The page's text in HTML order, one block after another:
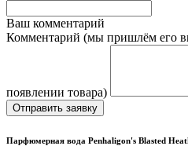
Ваш комментарий
Комментарий (мы пришлём его
появлении товара)
Отправить заявку
Парфюмерная вода Penhaligon's Blasted